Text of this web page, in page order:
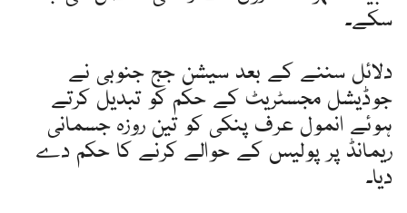
سکے۔
دلائل سننے کے بعد سیشن جج جنوبی نے
جوڈیشل مجسٹریٹ کے حکم کو تبدیل کرتے
ہوئے انمول عرف پنکی کو تین روزہ جسمانی
ریمانڈ پر پولیس کے حوالے کرنے کا حکم دے
دیا۔